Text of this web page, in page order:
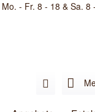
Mo. - Fr. 8 - 18 & Sa. 8